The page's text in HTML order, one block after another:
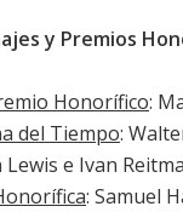
y Premios
Honorífico:
del Tiempo:
e Ivan
: Samuel